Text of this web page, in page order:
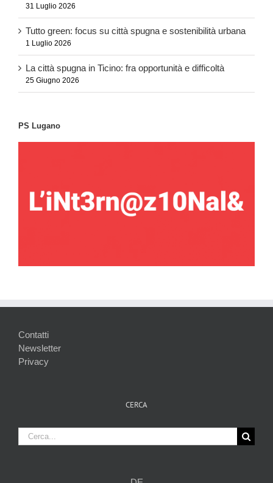
31 Luglio 2026
Tutto green: focus su città spugna e sostenibilità urbana
1 Luglio 2026
La città spugna in Ticino: fra opportunità e difficoltà
25 Giugno 2026
PS Lugano
Contatti
Newsletter
Privacy
CERCA
Cerca
per: